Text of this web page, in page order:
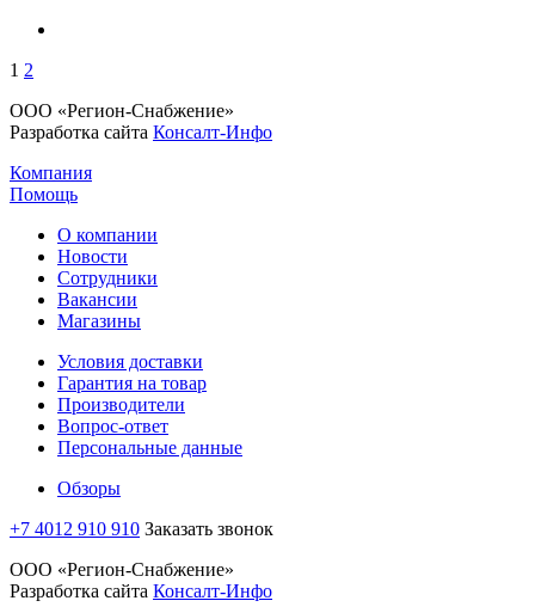
1 2
ООО «Регион-Снабжение»
Разработка сайта Консалт-Инфо
Компания
Помощь
О компании
Новости
Сотрудники
Вакансии
Магазины
Условия доставки
Гарантия на товар
Производители
Вопрос-ответ
Персональные данные
Обзоры
+7 4012 910 910 Заказать звонок
ООО «Регион-Снабжение»
Разработка сайта Консалт-Инфо